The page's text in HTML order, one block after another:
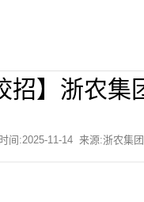
招】浙农集
时间:2025-11-14 来源:浙农